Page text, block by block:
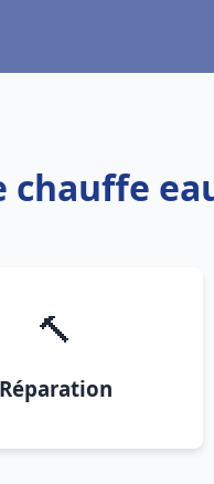
🔨
Réparation